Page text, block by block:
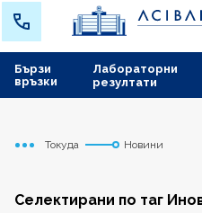
Лабораторни
резултати
Бързи
връзки
Начало
Токуда Новини
Селектирани по таг